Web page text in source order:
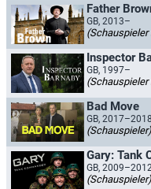
Father
GB, 2013–
(Schauspieler
Inspector
GB, 1997–
(Schauspieler
Bad Move
GB, 2017–2018
(Schauspieler)
Gary: Tank
GB,
(Schauspieler)